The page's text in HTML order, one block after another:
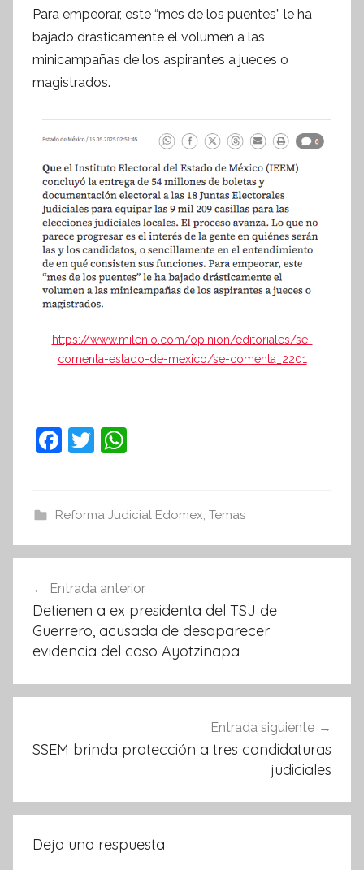
a
i
v
a
Para empeorar, este “mes de los puentes” le ha
bajado drásticamente el volumen a las
minicampañas de los aspirantes a jueces o
magistrados.
https://www.milenio.com/opinion/editoriales/se-
comenta-estado-de-mexico/se-comenta_2201
F
e
b
o
k
T
er s
A
p
Reforma Judicial Edomex, Temas
de
entradas
Entrada anterior
Detienen a ex presidenta del TSJ de
Guerrero, acusada de desaparecer
evidencia del caso Ayotzinapa
Entrada siguiente
SSEM brinda protección a tres candidaturas
judiciales
Deja una respuesta